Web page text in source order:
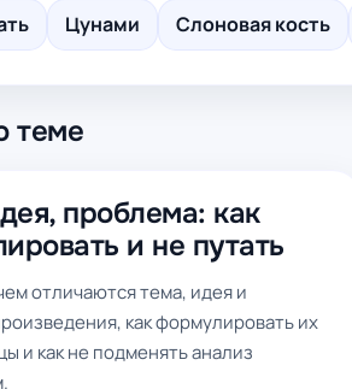
Цунами Слоновая кость
теме
проблема: как
и не путать
отличаются тема, идея и
как формулировать их
и как не подменять анализ